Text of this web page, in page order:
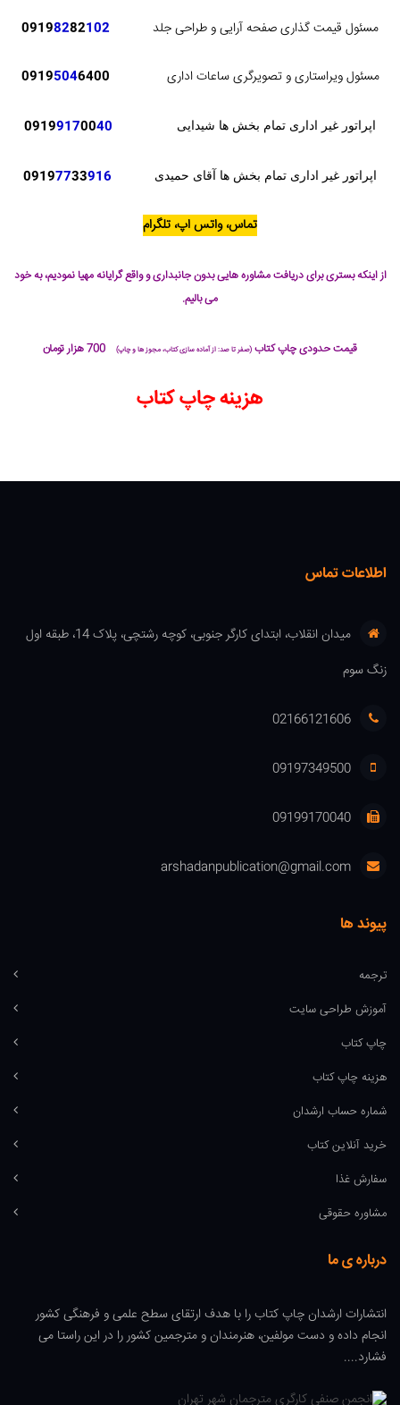
مسئول قیمت گذاری صفحه آرایی و طراحی جلد 09198282102
مسئول ویراستاری و تصویرگری ساعات اداری 09195046400
اپراتور غیر اداری تمام بخش ها شیدایی 09199170040
اپراتور غیر اداری تمام بخش ها آقای حمیدی 09197733916
تماس، واتس اپ، تلگرام
از اینکه بستری برای دریافت مشاوره هایی بدون جانبداری و واقع گرایانه مهیا نمودیم، به خود
می بالیم.
قیمت حدودی چاپ کتاب (صفر تا صد: از آماده سازی کتاب، مجوز ها و چاپ)
هزینه چاپ کتاب
اطلاعات تماس
میدان انقلاب، ابتدای کارگر جنوبی، کوچه رشتچی، پلاک 14، طبقه اول
زنگ سوم
02166121606
09197349500
09199170040
arshadanpublication@gmail.com
پیوند ها
ترجمه
آموزش طراحی سایت
چاپ کتاب
هزینه چاپ کتاب
شماره حساب ارشدان
خرید آنلاین کتاب
سفارش غذا
مشاوره حقوقی
درباره ی ما
انتشارات ارشدان چاپ کتاب را با هدف ارتقای سطح علمی و فرهنگی کشور
انجام داده و دست مولفین، هنرمندان و مترجمین کشور را در این راستا می
فشارد....